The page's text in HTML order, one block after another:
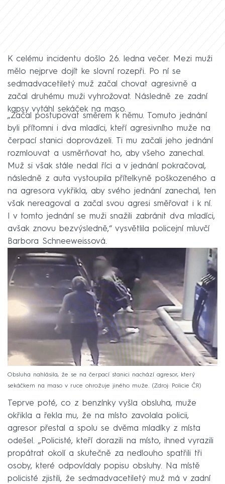
K celému incidentu došlo 26. ledna večer. Mezi muži
mělo nejprve dojít ke slovní rozepři. Po ní se
sedmadvacetiletý muž začal chovat agresivně a
začal druhému muži vyhrožovat. Následně ze zadní
kapsy vytáhl sekáček na maso.
„Začal postupovat směrem k němu. Tomuto jednání
byli přítomni i dva mladíci, kteří agresivního muže na
čerpací stanici doprovázeli. Ti mu začali jeho jednání
rozmlouvat a usměrňovat ho, aby všeho zanechal.
Muž si však stále nedal říci a v jednání pokračoval,
následně z auta vystoupila přítelkyně poškozeného a
na agresora vykřikla, aby svého jednání zanechal, ten
však nereagoval a začal svou agresi směřovat i k ní.
I v tomto jednání se muži snažili zabránit dva mladíci,
avšak znovu bezvýsledně,“ vysvětlila policejní mluvčí
Barbora Schneeweissová.
Obsluha nahlásila, že se na čerpací stanici nachází agresor, který
sekáčkem na maso v ruce ohrožuje jiného muže.
Zdroj: Policie ČR
Teprve poté, co z benzínky vyšla obsluha, muže
okřikla a řekla mu, že na místo zavolala policii,
agresor přestal a spolu se dvěma mladíky z místa
odešel. „Policisté, kteří dorazili na místo, ihned vyrazili
propátrat okolí a skutečně za nedlouho spatřili tři
osoby, které odpovídaly popisu obsluhy. Na místě
policisté zjistili, že sedmadvacetiletý muž má v zadní